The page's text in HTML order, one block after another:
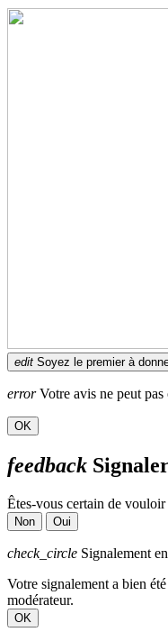
edit Soyez le premier à
errorVotre avis ne peut pas
OK
feedback
Êtes-vous certain de
Non Oui
check_circle Signalement
Votre signalement a bien
modérateur.
OK